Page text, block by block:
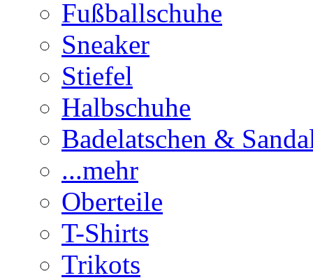
Fußballschuhe
Sneaker
Stiefel
Halbschuhe
Badelatschen &
...mehr
Oberteile
T-Shirts
Trikots